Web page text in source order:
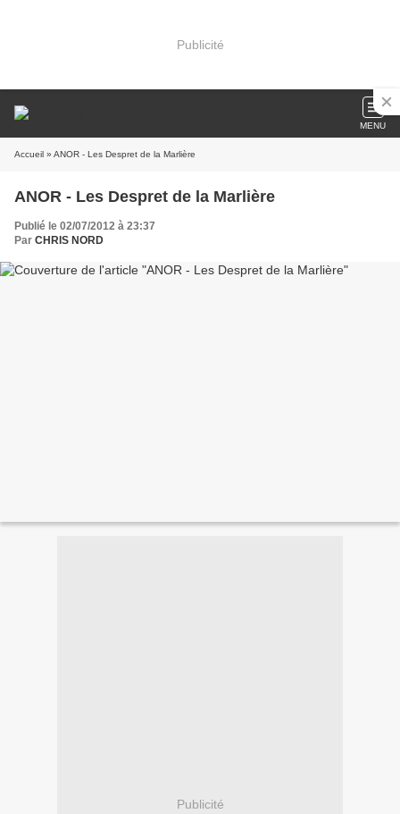
Publicité
MENU
Accueil » ANOR - Les Despret de la Marlière
ANOR - Les Despret de la Marlière
Publié le 02/07/2012 à 23:37
Par CHRIS NORD
Publicité